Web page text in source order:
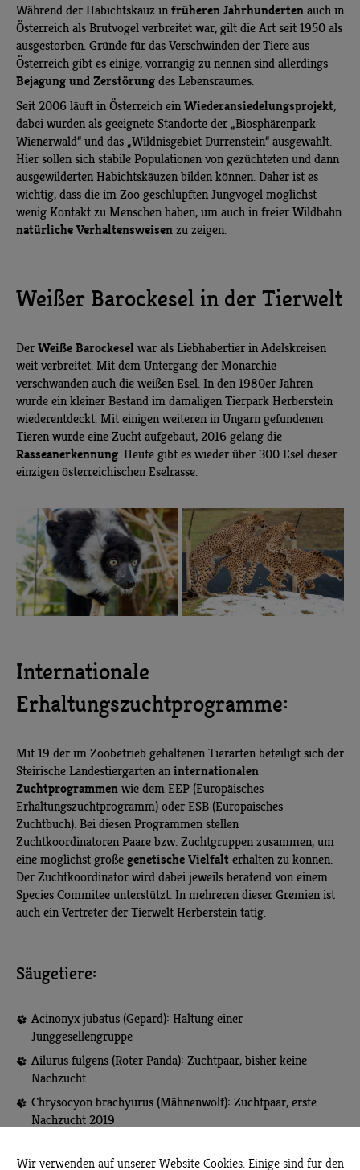
Während der Habichtskauz in früheren Jahrhunderten auch in
Österreich als Brutvogel verbreitet war, gilt die Art seit 1950 als
ausgestorben. Gründe für das Verschwinden der Tiere aus
Österreich gibt es einige, vorrangig zu nennen sind allerdings
Bejagung und Zerstörung des Lebensraumes.
Seit 2006 läuft in Österreich ein Wiederansiedelungsprojekt,
dabei wurden als geeignete Standorte der „Biosphärenpark
Wienerwald“ und das „Wildnisgebiet Dürrenstein“ ausgewählt.
Hier sollen sich stabile Populationen von gezüchteten und dann
ausgewilderten Habichtskäuzen bilden können. Daher ist es
wichtig, dass die im Zoo geschlüpften Jungvögel möglichst
wenig Kontakt zu Menschen haben, um auch in freier Wildbahn
natürliche Verhaltensweisen zu zeigen.
Weißer Barockesel in der Tierwelt
Der Weiße Barockesel war als Liebhabertier in Adelskreisen
weit verbreitet. Mit dem Untergang der Monarchie
verschwanden auch die weißen Esel. In den 1980er Jahren
wurde ein kleiner Bestand im damaligen Tierpark Herberstein
wiederentdeckt. Mit einigen weiteren in Ungarn gefundenen
Tieren wurde eine Zucht aufgebaut, 2016 gelang die
Rasseanerkennung. Heute gibt es wieder über 300 Esel dieser
einzigen österreichischen Eselrasse.
Internationale
Erhaltungszuchtprogramme:
Mit 19 der im Zoobetrieb gehaltenen Tierarten beteiligt sich der
Steirische Landestiergarten an internationalen
Zuchtprogrammen wie dem EEP (Europäisches
Erhaltungszuchtprogramm) oder ESB (Europäisches
Zuchtbuch). Bei diesen Programmen stellen
Zuchtkoordinatoren Paare bzw. Zuchtgruppen zusammen, um
eine möglichst große genetische Vielfalt erhalten zu können.
Der Zuchtkoordinator wird dabei jeweils beratend von einem
Species Commitee unterstützt. In mehreren dieser Gremien ist
auch ein Vertreter der Tierwelt Herberstein tätig.
Säugetiere:
Acinonyx jubatus (Gepard): Haltung einer
Junggesellengruppe
Ailurus fulgens (Roter Panda): Zuchtpaar, bisher keine
Nachzucht
Chrysocyon brachyurus (Mähnenwolf): Zuchtpaar, erste
Nachzucht 2019
regelmäßige Nachzucht
Wir verwenden auf unserer Website Cookies. Einige sind für den